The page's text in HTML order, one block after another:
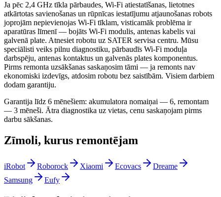
Ja pēc 2,4 GHz tīkla pārbaudes, Wi-Fi atiestatīšanas, lietotnes
atkārtotas savienošanas un rūpnīcas iestatījumu atjaunošanas robots
joprojām nepievienojas Wi-Fi tīklam, visticamāk problēma ir
aparatūras līmenī — bojāts Wi-Fi modulis, antenas kabelis vai
galvenā plate. Atnesiet robotu uz SATER servisa centru. Mūsu
speciālisti veiks pilnu diagnostiku, pārbaudīs Wi-Fi moduļa
darbspēju, antenas kontaktus un galvenās plates komponentus.
Pirms remonta uzsākšanas saskaņosim tāmi — ja remonts nav
ekonomiski izdevīgs, atdosim robotu bez saistībām. Visiem darbiem
dodam garantiju.
Garantija līdz 6 mēnešiem: akumulatora nomaiņai — 6, remontam
— 3 mēneši. Ātra diagnostika uz vietas, cenu saskaņojam pirms
darbu sākšanas.
Zīmoli, kurus remontējam
iRobot Roborock Xiaomi Ecovacs
Dreame
Samsung
Eufy